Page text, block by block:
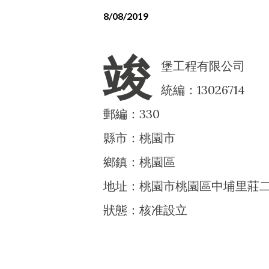
8/08/2019
竣
堡工程有限公司
統編：13026714
郵編：330
縣市：桃園市
鄉鎮：桃園區
地址：桃園市桃園區中埔里莊
狀態：核准設立